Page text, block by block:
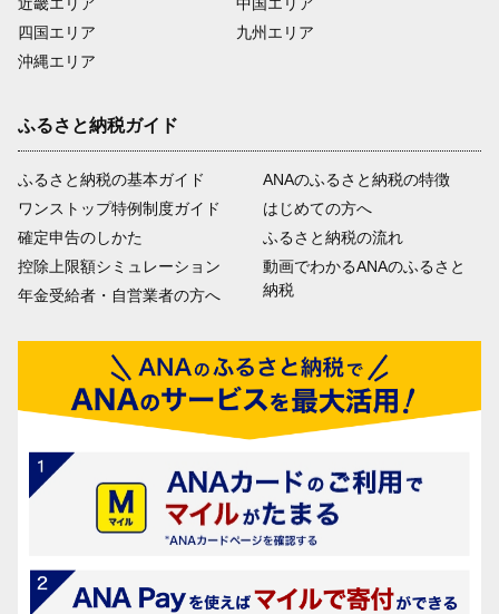
近畿エリア
四国エリア
沖縄エリア
中国エリア
九州エリア
ふるさと納税ガイド
ふるさと納税の基本ガイド
ワンストップ特例制度ガイド
確定申告のしかた
控除上限額シミュレーション
年金受給者・自営業者の方へ
ANAのふるさと納税の特徴
はじめての方へ
ふるさと納税の流れ
動画でわかるANAのふるさと
納税